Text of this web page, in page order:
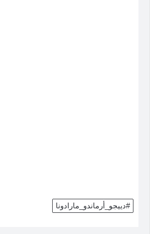
#دييجو_أرماندو_مارادونا